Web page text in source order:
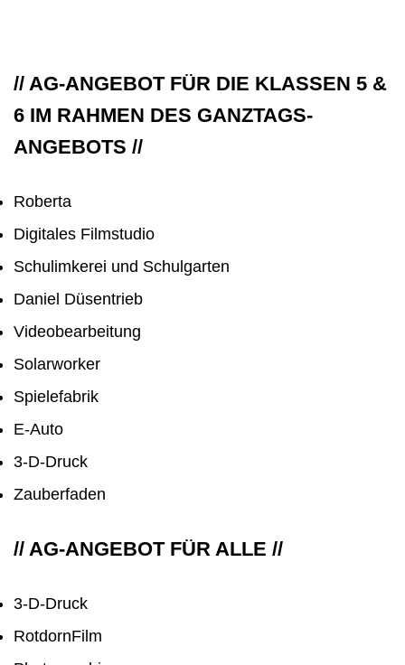
// AG-ANGEBOT FÜR DIE KLASSEN 5 &
6 IM RAHMEN DES GANZTAGS-
ANGEBOTS //
Roberta
Digitales Filmstudio
Schulimkerei und Schulgarten
Daniel Düsentrieb
Videobearbeitung
Solarworker
Spielefabrik
E-Auto
3-D-Druck
Zauberfaden
// AG-ANGEBOT FÜR ALLE //
3-D-Druck
RotdornFilm